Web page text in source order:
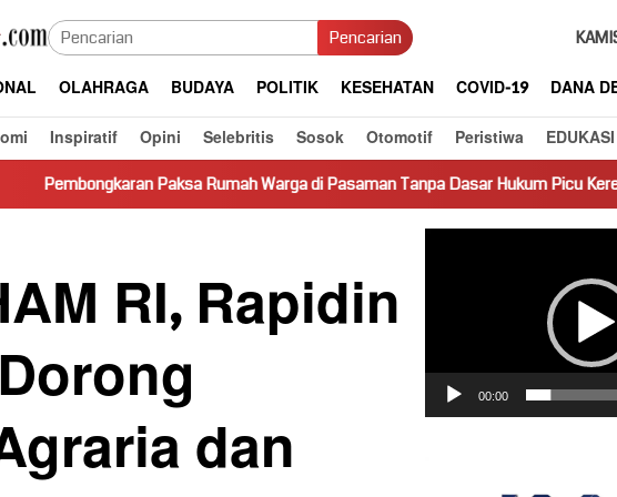
Pencarian
OLAHRAGA BUDAYA POLITIK KESEHATAN COVID-19
DANA
Inspiratif Opini Selebritis Sosok Otomotif Peristiwa EDUKASI
Paksa Rumah Warga di Pasaman Tanpa Dasar Hukum Picu Keresahan
RI, Rapidin
dan
00:00